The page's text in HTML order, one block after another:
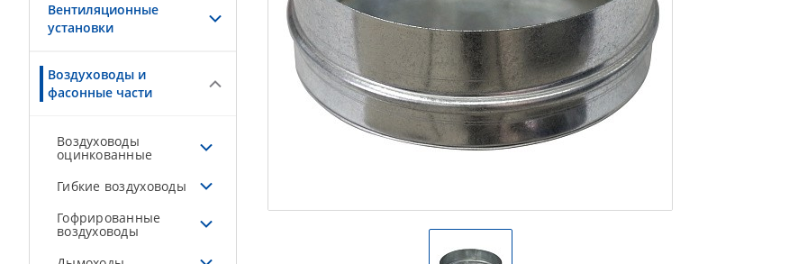
Вентиляционные
установки
Воздуховоды и
фасонные части
Воздуховоды
оцинкованные
Гибкие воздуховоды
Гофрированные
воздуховоды